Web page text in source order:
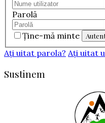
Parolă
Ţine-mă minte
Aţi uitat parola? Aţi uitat
Sustinem